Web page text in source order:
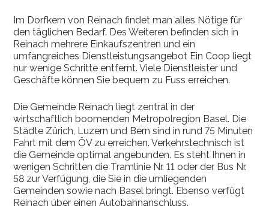
Im Dorfkern von Reinach findet man alles Nötige für
den täglichen Bedarf. Des Weiteren befinden sich in
Reinach mehrere Einkaufszentren und ein
umfangreiches Dienstleistungsangebot Ein Coop liegt
nur wenige Schritte entfernt. Viele Dienstleister und
Geschäfte können Sie bequem zu Fuss erreichen.
Die Gemeinde Reinach liegt zentral in der
wirtschaftlich boomenden Metropolregion Basel. Die
Städte Zürich, Luzern und Bern sind in rund 75 Minuten
Fahrt mit dem ÖV zu erreichen. Verkehrstechnisch ist
die Gemeinde optimal angebunden. Es steht Ihnen in
wenigen Schritten die Tramlinie Nr. 11 oder der Bus Nr.
58 zur Verfügung, die Sie in die umliegenden
Gemeinden sowie nach Basel bringt. Ebenso verfügt
Reinach über einen Autobahnanschluss.